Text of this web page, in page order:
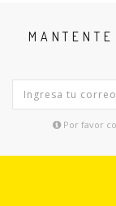
Por favor